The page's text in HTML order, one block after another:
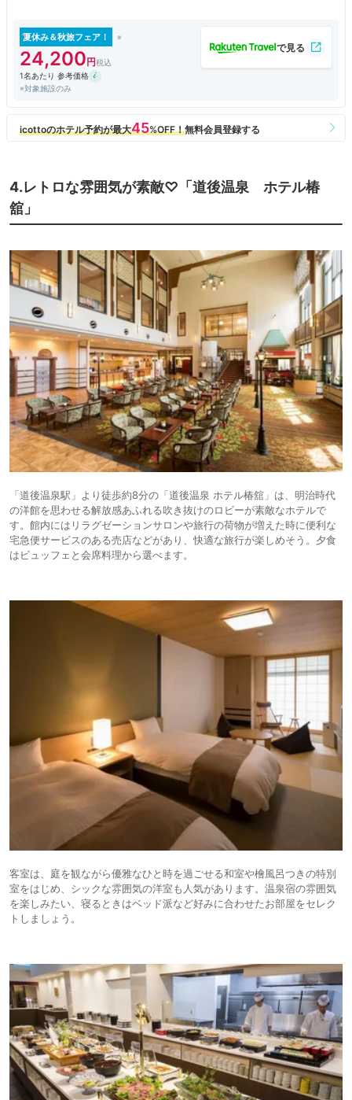
夏休み＆秋旅フェア！
24,200
1名あたり 参考価格
※対象施設のみ
4.レトロな雰囲気が素敵♡「道後温泉 ホテル椿
舘」
「道後温泉駅」より徒歩約8分の「道後温泉 ホテル椿舘」は、明治時代
の洋館を思わせる解放感あふれる吹き抜けのロビーが素敵なホテルで
す。館内にはリラグゼーションサロンや旅行の荷物が増えた時に便利な
宅急便サービスのある売店などがあり、快適な旅行が楽しめそう。夕食
はビュッフェと会席料理から選べます。
客室は、庭を観ながら優雅なひと時を過ごせる和室や檜風呂つきの特別
室をはじめ、シックな雰囲気の洋室も人気があります。温泉宿の雰囲気
を楽しみたい、寝るときはベッド派など好みに合わせたお部屋をセレク
トしましょう。